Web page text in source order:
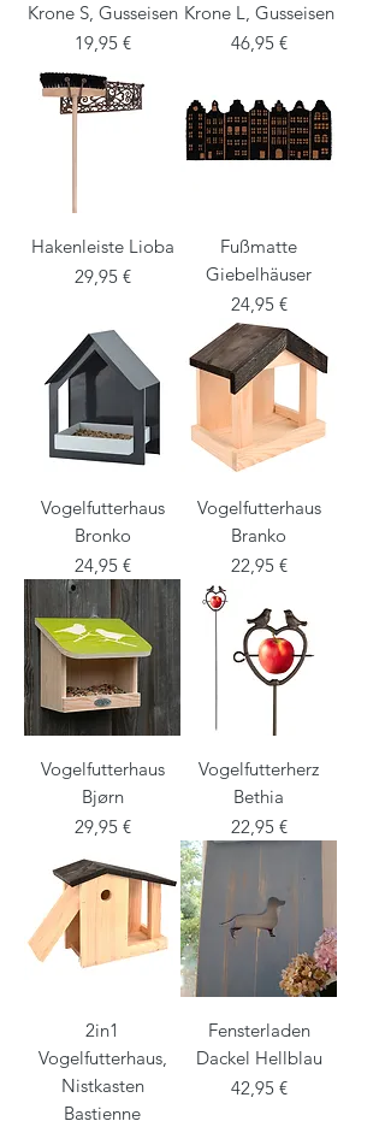
Krone S, Gusseisen
Preis
19,95 €
Krone L, Gusseisen
Preis
46,95 €
Hakenleiste Lioba
Preis
29,95 €
Fußmatte
Giebelhäuser
Preis
24,95 €
Vogelfutterhaus
Bronko
Preis
24,95 €
Vogelfutterhaus
Branko
Preis
22,95 €
Vogelfutterhaus
Bjørn
Preis
29,95 €
Vogelfutterherz
Bethia
Preis
22,95 €
2in1
Vogelfutterhaus,
Nistkasten
Bastienne
Fensterladen
Dackel Hellblau
Preis
42,95 €